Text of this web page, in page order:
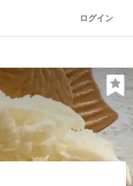
ログイン